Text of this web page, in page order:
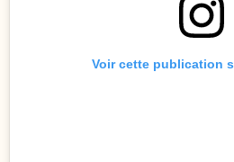
Voir cette publication